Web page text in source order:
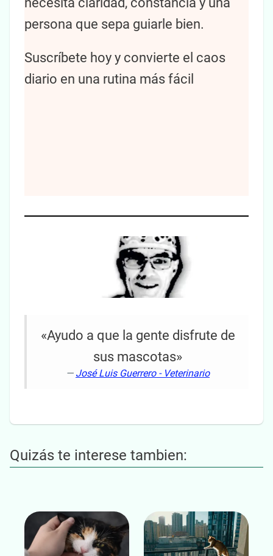
persona que sepa guiarle bien.
Suscríbete hoy y convierte el caos
diario en una rutina más fácil
«Ayudo a que la gente disfrute de
sus mascotas»
— José Luis Guerrero - Veterinario
Quizás te interese tambien: